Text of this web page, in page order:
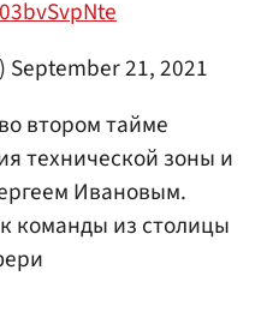
September 21, 2021
втором тайме
технической зоны и
Ивановым.
команды из столицы